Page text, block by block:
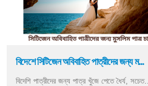
বিদেশে সিটিজেন অবিবাহিত পাত্রীদের জন্য ম...
বিদেশি পাত্রীদের জন্য পাত্র খুঁজে পেতে ধৈর্য, সচেত...